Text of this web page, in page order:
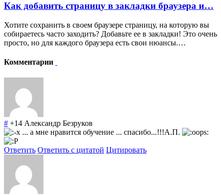
Как добавить страницу в закладки браузера и…
Хотите сохранить в своем браузере страницу, на которую вы
собираетесь часто заходить? Добавьте ее в закладки! Это очень
просто, но для каждого браузера есть свои нюансы.…
Комментарии
# +14 Александр Безруков
... а мне нравится обучение ... спасибо...!!!А.П.
Ответить Ответить с цитатой Цитировать